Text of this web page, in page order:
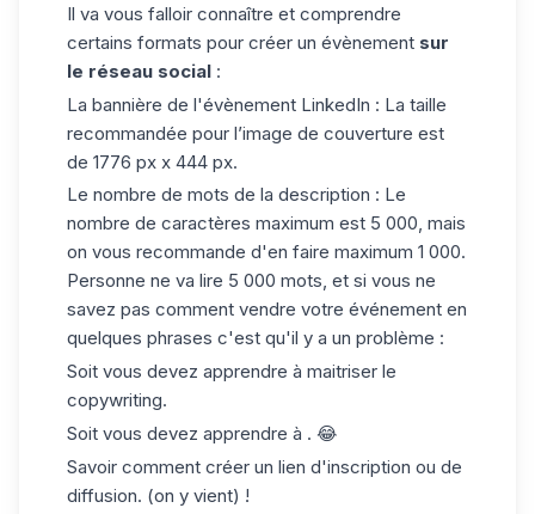
Il va vous falloir connaître et comprendre
certains formats pour créer un évènement sur
le réseau social :
La bannière de l'évènement LinkedIn : La taille
recommandée pour l’image de couverture est
de 1776 px x 444 px.
Le nombre de mots de la description : Le
nombre de caractères maximum est 5 000, mais
on vous recommande d'en faire maximum 1 000.
Personne ne va lire 5 000 mots, et si vous ne
savez pas comment vendre votre événement en
quelques phrases c'est qu'il y a un problème :
Soit vous devez apprendre à maitriser le
copywriting.
Soit vous devez apprendre à . 😂
Savoir comment créer un lien d'inscription ou de
diffusion. (on y vient) !